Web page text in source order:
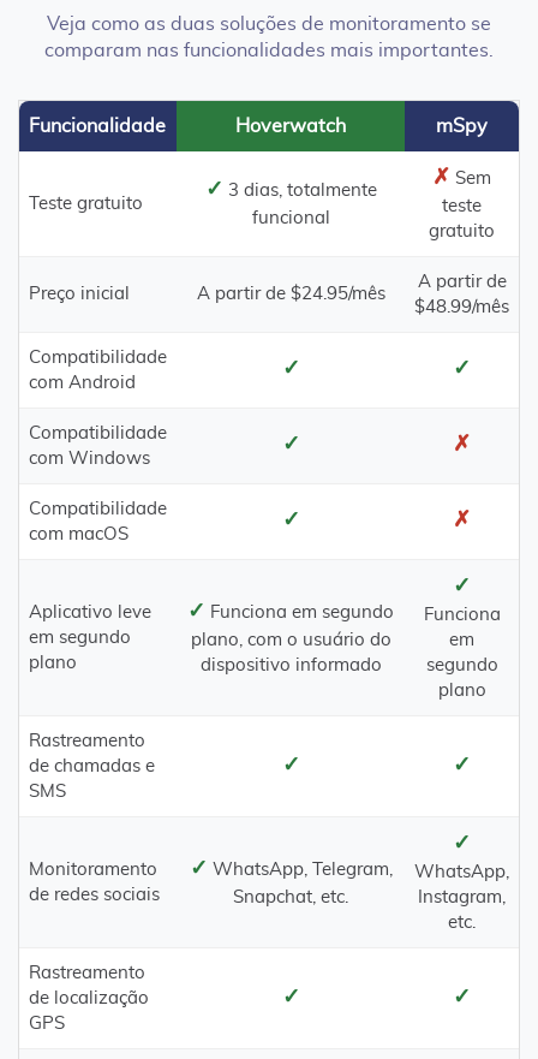
Veja como as duas soluções de monitoramento se
comparam nas funcionalidades mais importantes.
Funcionalidade Hoverwatch mSpy
Teste gratuito
✓ 3 dias, totalmente
funcional
✗ Sem
teste
gratuito
Preço inicial A partir de $24.95/mês
A partir de
$48.99/mês
Compatibilidade
com Android
✓ ✓
Compatibilidade
com Windows
✓ ✗
Compatibilidade
com macOS
✓ ✗
Aplicativo leve
em segundo
plano
✓ Funciona em segundo
plano, com o usuário do
dispositivo informado
✓
Funciona
em
segundo
plano
Rastreamento
de chamadas e
SMS
✓ ✓
Monitoramento
de redes sociais
✓ WhatsApp, Telegram,
Snapchat, etc.
✓
WhatsApp,
Instagram,
etc.
Rastreamento
de localização
GPS
✓ ✓